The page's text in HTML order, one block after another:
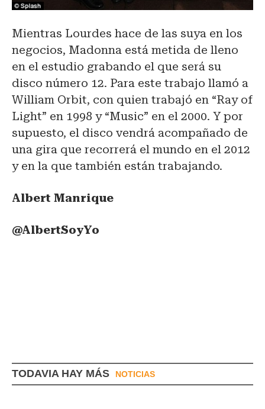
Mientras Lourdes hace de las suya en los
negocios, Madonna está metida de lleno
en el estudio grabando el que será su
disco número 12. Para este trabajo llamó a
William Orbit, con quien trabajó en “Ray of
Light” en 1998 y “Music” en el 2000. Y por
supuesto, el disco vendrá acompañado de
una gira que recorrerá el mundo en el 2012
y en la que también están trabajando.
Albert Manrique
@AlbertSoyYo
TODAVIA HAY MÁS NOTICIAS